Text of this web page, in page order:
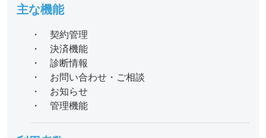
主な機能
・ 契約管理
・ 決済機能
・ 診断情報
・ お問い合わせ・ご相談
・ お知らせ
・ 管理機能